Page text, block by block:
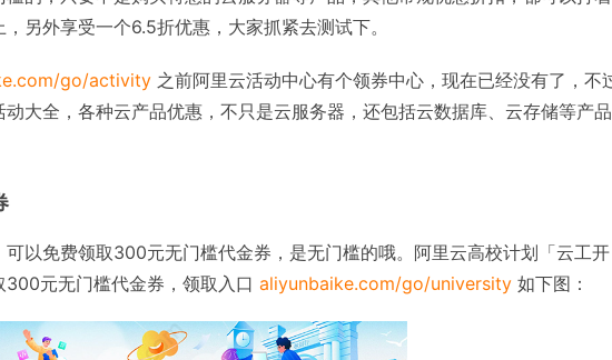
另外享受一个6.5折优惠，大家抓紧去测试下。
go/activity 之前阿里云活动中心有个领券中心，现在已经没有了，不
大全，各种云产品优惠，不只是云服务器，还包括云数据库、云存储等产
以免费领取300元无门槛代金券，是无门槛的哦。阿里云高校计划「云工开
元无门槛代金券，领取入口 aliyunbaike.com/go/university 如下图：